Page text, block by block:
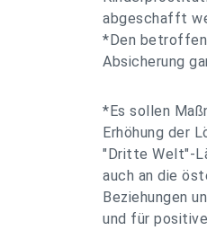
abgeschafft
*Den
Absicherung
*Es sollen
Erhöhung der
"Dritte Welt"-
auch an die
Beziehungen
und für